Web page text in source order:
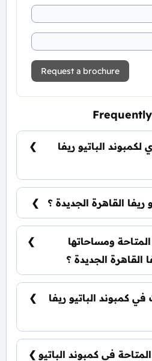
Request a brochure
الباتيو ريفا
شركة لافيستا للتطوير العقاري La Vista
ريفا القاهرة الجديدة ؟
القاهرة الجديدة في قلب
ومساحاتها
القاهرة الجديدة ؟
من الوحدات السكنية،
تشمل: شقق سكنية: تبدأ من 116 متر² بنتهاوس: تبدأ
كمبوند الباتيو ريفا
تبدأ الأسعار من 8,500,000 جنيه وتختلف حسب نوع
الأسعار قابلة للتغيير حسب
في كمبوند الباتيو